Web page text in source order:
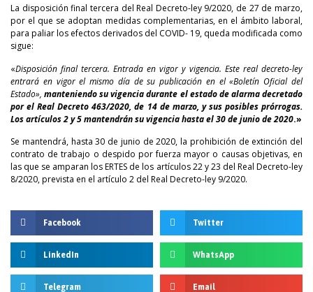
La disposición final tercera del Real Decreto-ley 9/2020, de 27 de marzo,
por el que se adoptan medidas complementarias, en el ámbito laboral,
para paliar los efectos derivados del COVID- 19, queda modificada como
sigue:
«Disposición final tercera. Entrada en vigor y vigencia. Este real decreto-ley
entrará en vigor el mismo día de su publicación en el «Boletín Oficial del
Estado»,manteniendo su vigencia durante el estado de alarma decretado
por el Real Decreto 463/2020, de 14 de marzo, y sus posibles prórrogas.
Los artículos 2 y 5 mantendrán su vigencia hasta el 30 de junio de 2020.»
Se mantendrá, hasta 30 de junio de 2020, la prohibición de extinción del
contrato de trabajo o despido por fuerza mayor o causas objetivas, en
las que se amparan los ERTES de los artículos 22 y 23 del Real Decreto-ley
8/2020, prevista en el artículo 2 del Real Decreto-ley 9/2020.
Facebook Twitter
LinkedIn WhatsApp
Telegram Email